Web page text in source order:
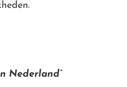
Nederland”